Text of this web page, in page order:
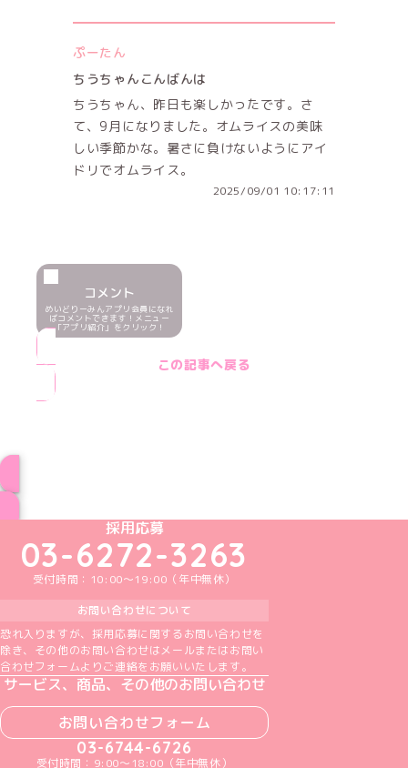
ぷーたん
ちうちゃんこんばんは
ちうちゃん、昨日も楽しかったです。さ
て、9月になりました。オムライスの美味
しい季節かな。暑さに負けないようにアイ
ドリでオムライス。
2025/09/01 10:17:11
コメント
めいどりーみんアプリ会員になれ
ばコメントできます！メニュー
「アプリ紹介」をクリック！
この記事へ戻る
めいどりーみんTikTok公式アカウント
めいどりーみんX公式アカウント
めいどりーみんInstagram公式アカウント
めいどりーみんFacebook公式アカウン
めいどりーみんYouTube公式アカ
採用応募
03-6272-3263
受付時間：10:00～19:00（年中無休）
お問い合わせについて
恐れ入りますが、採用応募に関するお問い合わせを
除き、その他のお問い合わせはメールまたはお問い
合わせフォームよりご連絡をお願いいたします。
サービス、商品、その他のお問い合わせ
お問い合わせフォーム
03-6744-6726
受付時間：9:00～18:00（年中無休）